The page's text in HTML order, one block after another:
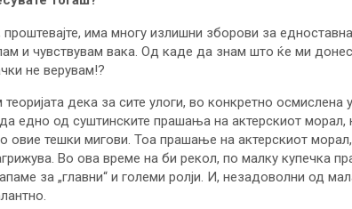
има многу излишни зборови за
и чувствувам вака. Од каде да знам што ќе ми
не верувам!?
дека за сите улоги, во конкретно осмислена
едно од суштинските прашања на актерскиот морал,
овие тешки мигови. Тоа прашање на актерскиот
Во ова време на би рекол, по малку купечка
за „главни“ и големи ролји. И, незадоволни од